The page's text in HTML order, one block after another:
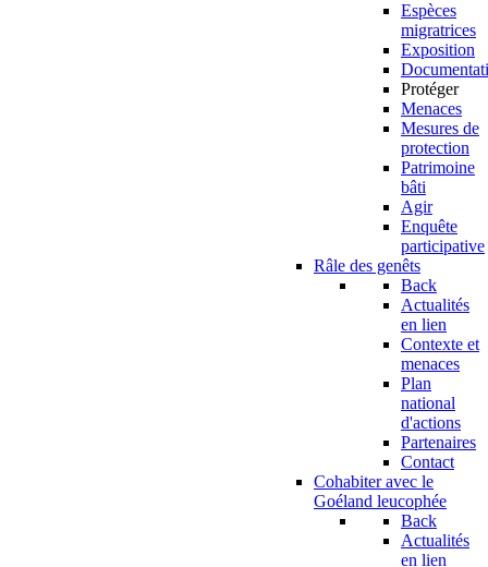
Espèces
migratrices
Exposition
Protéger
Menaces
Mesures de
protection
Patrimoine
bâti
Agir
Enquête
participative
Râle des genêts
Back
Actualités
en lien
Contexte et
menaces
Plan
national
d'actions
Partenaires
Contact
Cohabiter avec le
Goéland leucophée
Back
Actualités
en lien